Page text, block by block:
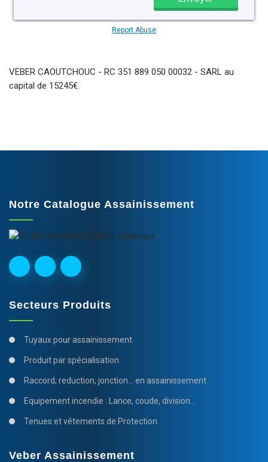
VEBER CAOUTCHOUC - RC 351 889 050 00032 - SARL au
capital de 15245€.
Notre Catalogue Assainissement
Secteurs Produits
Tuyaux pour assainissement
Produit par spécialisation
Raccord, reduction, jonction... en assainissement
Equipement incendie : Lance, coude, division...
Tenues et vêtements de Protection
Veber Assainissement